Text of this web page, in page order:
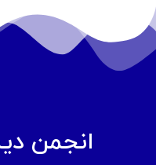
انجمن